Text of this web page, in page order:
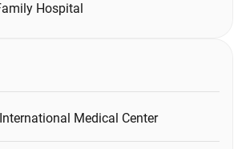
Hospital
Medical Center